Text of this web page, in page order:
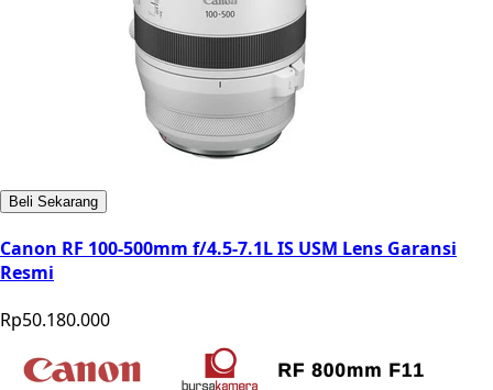
Beli Sekarang
Canon RF 100-500mm f/4.5-7.1L IS USM Lens Garansi
Resmi
Rp50.180.000